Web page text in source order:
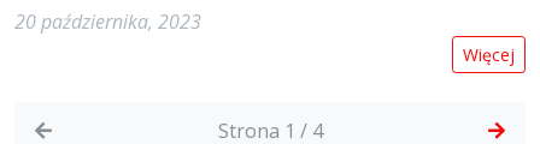
20 października, 2023
Więcej
Strona 1 / 4